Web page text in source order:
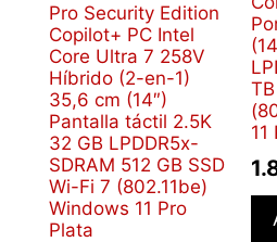
Pro Security Edition
Copilot+ PC Intel
Core Ultra 7 258V
Híbrido (2-en-1)
35,6 cm (14″)
Pantalla táctil 2.5K
32 GB LPDDR5x-
SDRAM 512 GB SSD
Wi-Fi 7 (802.11be)
Windows 11 Pro
Plata
11